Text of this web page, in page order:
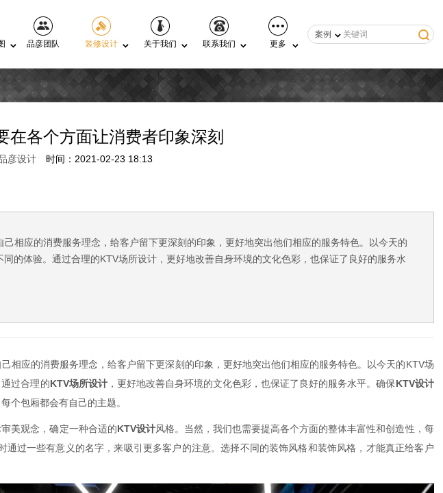
案例
品彦团队 装修设计 关于我们 联系我们 更多
在各个方面让消费者印象深刻
彦设计 时间：2021-02-23 18:13
相应的消费服务理念，给客户留下更深刻的印象，更好地突出他们相应的服务特色。以今天的
的体验。通过合理的KTV场所设计，更好地改善自身环境的文化色彩，也保证了良好的服务水
相应的消费服务理念，给客户留下更深刻的印象，更好地突出他们相应的服务特色。以今天的KTV场
过合理的KTV场所设计，更好地改善自身环境的文化色彩，也保证了良好的服务水平。确保KTV设计
个包厢都会有自己的主题。
美观念，确定一种合适的KTV设计风格。当然，我们也需要提高各个方面的整体丰富性和创造性，每
通过一些有意义的名字，来吸引更多客户的注意。选择不同的装饰风格和装饰风格，才能真正给客户